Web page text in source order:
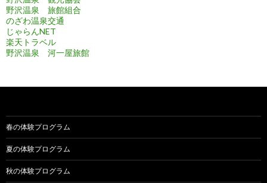
野沢温泉 旅館組合
のざわ温泉交通
じゃらんNET
楽天トラベル
野沢温泉 河一屋旅館
春の体験プログラム
夏の体験プログラム
秋の体験プログラム